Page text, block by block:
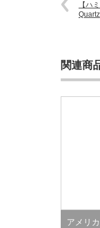
【ハ
Quartz
関連商
アメリ